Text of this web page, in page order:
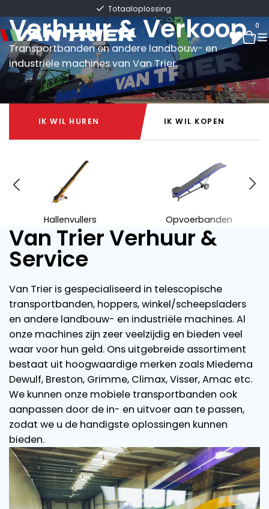
Snelle levering direct uit voorraad
0
0
Verhuur & Verkoop
Transportbanden en andere landbouw- en
industriële machines van Van Trier.
IK WIL HUREN
IK WIL KOPEN
Hallenvullers Opvoerbanden
Van Trier Verhuur &
Service
Van Trier is gespecialiseerd in telescopische
transportbanden, hoppers, winkel/scheepsladers
en andere landbouw- en industriële machines. Al
onze machines zijn zeer veelzijdig en bieden veel
waar voor hun geld. Ons uitgebreide assortiment
bestaat uit hoogwaardige merken zoals Miedema
Dewulf, Breston, Grimme, Climax, Visser, Amac etc.
We kunnen onze mobiele transportbanden ook
aanpassen door de in- en uitvoer aan te passen,
zodat we u de handigste oplossingen kunnen
bieden.